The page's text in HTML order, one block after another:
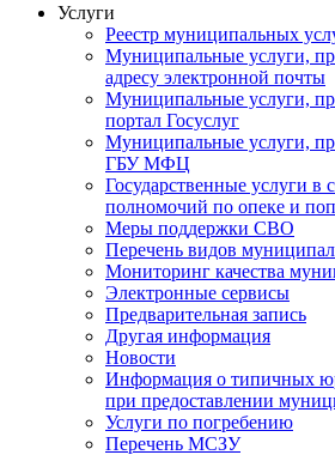
Услуги
Реестр муниципальных
Муниципальные услуги,
адресу электронной почты
Муниципальные услуги,
портал Госуслуг
Муниципальные услуги,
ГБУ МФЦ
Государственные услуги в
полномочий по опеке и
Меры поддержки СВО
Перечень видов
Мониторинг качества
Электронные сервисы
Предварительная запись
Другая информация
Новости
Информация о типичных
при предоставлении
Услуги по погребению
Перечень МСЗУ